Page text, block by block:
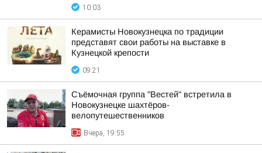
10:03
Керамисты Новокузнецка по традиции
представят свои работы на выставке в
Кузнецкой крепости
09:21
Съёмочная группа "Вестей" встретила в
Новокузнецке шахтёров-
велопутешественников
Вчера, 19:55